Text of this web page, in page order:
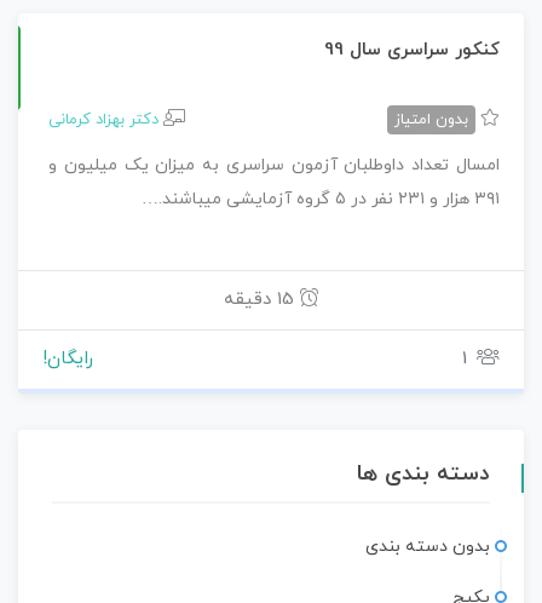
کنکور سراسری سال 99
بدون امتیاز دکتر بهزاد کرمانی
امسال تعداد داوطلبان آزمون سراسری به میزان یک میلیون و
۳۹۱ هزار و ۲۳۱ نفر در ۵ گروه آزمایشی میباشند.…
15 دقیقه
1 رایگان!
دسته بندی ها
بدون دسته بندی
پکیج